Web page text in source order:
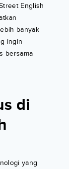
English
banyak
ingin
bersama
di
yang